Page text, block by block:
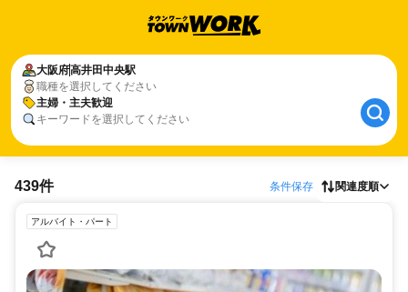
大阪府高井田中央駅
職種を選択してください
主婦・主夫歓迎
キーワードを選択してください
439件 条件保存 関連度順
アルバイト・パート